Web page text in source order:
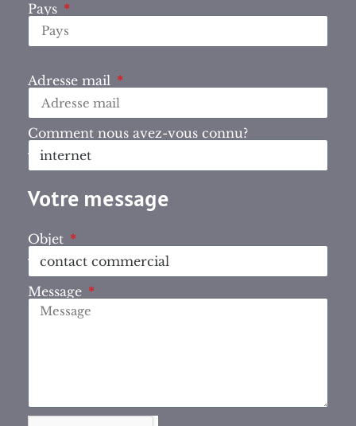
Pays
Adresse mail
Comment nous avez-vous connu?
Votre message
Objet
Message